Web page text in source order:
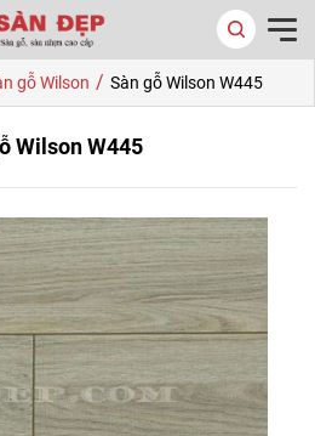
gỗ Wilson / Sàn gỗ Wilson W445
Wilson W445